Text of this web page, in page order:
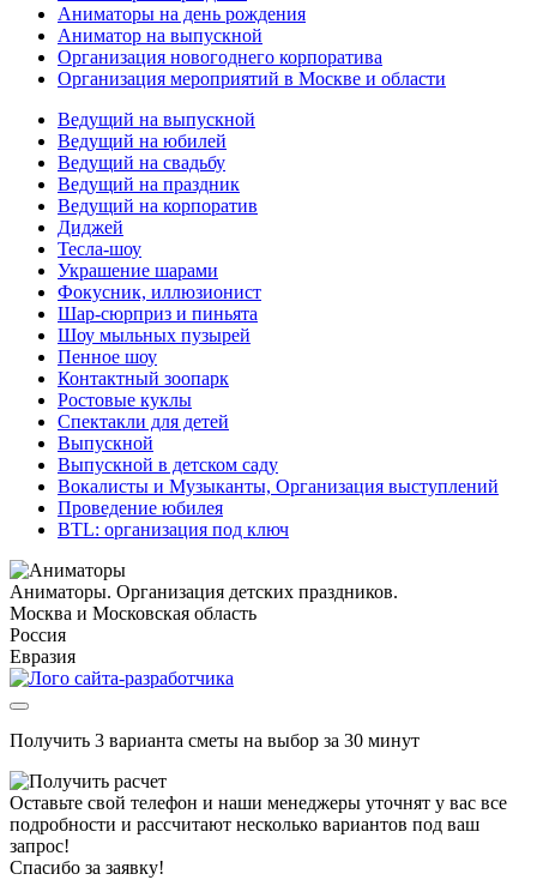
Аниматоры на день рождения
Аниматор на выпускной
Организация новогоднего корпоратива
Организация мероприятий в Москве и области
Ведущий на выпускной
Ведущий на юбилей
Ведущий на свадьбу
Ведущий на праздник
Ведущий на корпоратив
Диджей
Тесла-шоу
Украшение шарами
Фокусник, иллюзионист
Шар-сюрприз и пиньята
Шоу мыльных пузырей
Пенное шоу
Контактный зоопарк
Ростовые куклы
Спектакли для детей
Выпускной
Выпускной в детском саду
Вокалисты и Музыканты, Организация выступлений
Проведение юбилея
BTL: организация под ключ
Аниматоры. Организация детских праздников.
Москва и Московская область
Россия
Евразия
Получить 3 варианта сметы на выбор за 30 минут
Оставьте свой телефон и наши менеджеры уточнят у вас все
подробности и рассчитают несколько вариантов под ваш
запрос!
Спасибо за заявку!